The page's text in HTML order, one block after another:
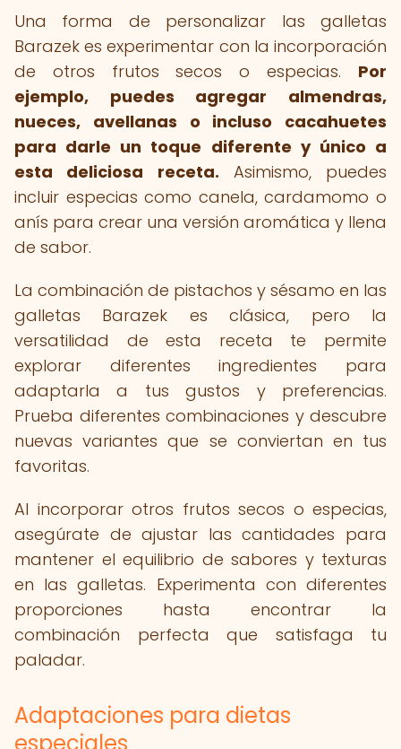
Una forma de personalizar las galletas
Barazek es experimentar con la incorporación
de otros frutos secos o especias. Por
ejemplo, puedes agregar almendras,
nueces, avellanas o incluso cacahuetes
para darle un toque diferente y único a
esta deliciosa receta. Asimismo, puedes
incluir especias como canela, cardamomo o
anís para crear una versión aromática y llena
de sabor.
La combinación de pistachos y sésamo en las
galletas Barazek es clásica, pero la
versatilidad de esta receta te permite
explorar diferentes ingredientes para
adaptarla a tus gustos y preferencias.
Prueba diferentes combinaciones y descubre
nuevas variantes que se conviertan en tus
favoritas.
Al incorporar otros frutos secos o especias,
asegúrate de ajustar las cantidades para
mantener el equilibrio de sabores y texturas
en las galletas. Experimenta con diferentes
proporciones hasta encontrar la
combinación perfecta que satisfaga tu
paladar.
Adaptaciones para dietas